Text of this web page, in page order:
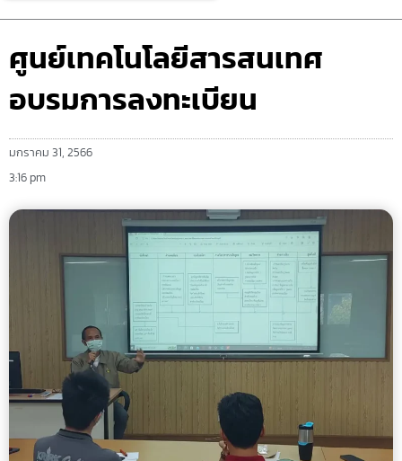
ศูนย์เทคโนโลยีสารสนเทศ
อบรมการลงทะเบียน
มกราคม 31, 2566
3:16 pm